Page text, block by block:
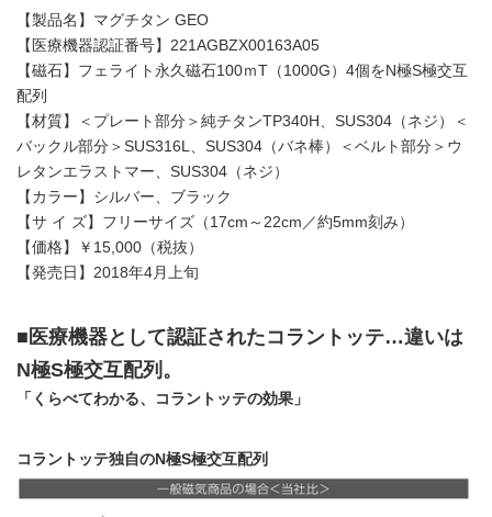
【製品名】マグチタン GEO
【医療機器認証番号】221AGBZX00163A05
【磁石】フェライト永久磁石100ｍT（1000G）4個をN極S極交互
配列
【材質】＜プレート部分＞純チタンTP340H、SUS304（ネジ）＜
バックル部分＞SUS316L、SUS304（バネ棒）＜ベルト部分＞ウ
レタンエラストマー、SUS304（ネジ）
【カラー】シルバー、ブラック
【サ イ ズ】フリーサイズ（17cm～22cm／約5mm刻み）
【価格】￥15,000（税抜）
【発売日】2018年4月上旬
■医療機器として認証されたコラントッテ…違いは
N極S極交互配列。
「くらべてわかる、コラントッテの効果」
コラントッテ独自のN極S極交互配列